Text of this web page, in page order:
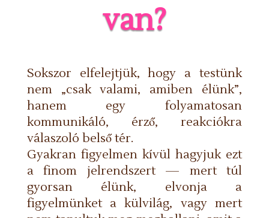
van?
Sokszor elfelejtjük, hogy a testünk
nem „csak valami, amiben élünk”,
hanem egy folyamatosan
kommunikáló, érző, reakciókra
válaszoló belső tér.
Gyakran figyelmen kívül hagyjuk ezt
a finom jelrendszert — mert túl
gyorsan élünk, elvonja a
figyelmünket a külvilág, vagy mert